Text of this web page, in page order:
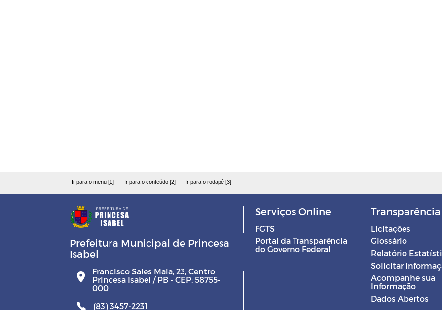
Ir para o menu [1] Ir para o conteúdo [2] Ir para o rodapé [3]
Prefeitura Municipal de Princesa
Isabel
Francisco Sales Maia, 23, Centro
Princesa Isabel / PB - CEP: 58755-
000
(83) 3457-2231
Serviços Online
FGTS
Portal da Transparência
do Governo Federal
Transparência
Licitações
Glossário
Relatório
Solicitar
Acompanhe sua
Informação
Dados Abertos